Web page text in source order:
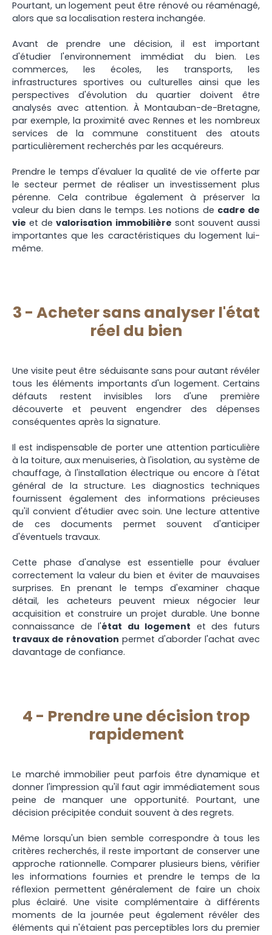
Pourtant, un logement peut être rénové ou réaménagé,
alors que sa localisation restera inchangée.
Avant de prendre une décision, il est important
d'étudier l'environnement immédiat du bien. Les
commerces, les écoles, les transports, les
infrastructures sportives ou culturelles ainsi que les
perspectives d'évolution du quartier doivent être
analysés avec attention. À Montauban-de-Bretagne,
par exemple, la proximité avec Rennes et les nombreux
services de la commune constituent des atouts
particulièrement recherchés par les acquéreurs.
Prendre le temps d'évaluer la qualité de vie offerte par
le secteur permet de réaliser un investissement plus
pérenne. Cela contribue également à préserver la
valeur du bien dans le temps. Les notions de cadre de
vie et devalorisation immobilière sont souvent aussi
importantes que les caractéristiques du logement lui-
même.
3 - Acheter sans analyser l'état
réel du bien
Une visite peut être séduisante sans pour autant révéler
tous les éléments importants d'un logement. Certains
défauts restent invisibles lors d'une première
découverte et peuvent engendrer des dépenses
conséquentes après la signature.
Il est indispensable de porter une attention particulière
à la toiture, aux menuiseries, à l'isolation, au système de
chauffage, à l'installation électrique ou encore à l'état
général de la structure. Les diagnostics techniques
fournissent également des informations précieuses
qu'il convient d'étudier avec soin. Une lecture attentive
de ces documents permet souvent d'anticiper
d'éventuels travaux.
Cette phase d'analyse est essentielle pour évaluer
correctement la valeur du bien et éviter de mauvaises
surprises. En prenant le temps d'examiner chaque
détail, les acheteurs peuvent mieux négocier leur
acquisition et construire un projet durable. Une bonne
connaissance de l'état du logement et des futurs
travaux de rénovation permet d'aborder l'achat avec
davantage de confiance.
4 - Prendre une décision trop
rapidement
Le marché immobilier peut parfois être dynamique et
donner l'impression qu'il faut agir immédiatement sous
peine de manquer une opportunité. Pourtant, une
décision précipitée conduit souvent à des regrets.
Même lorsqu'un bien semble correspondre à tous les
critères recherchés, il reste important de conserver une
approche rationnelle. Comparer plusieurs biens, vérifier
les informations fournies et prendre le temps de la
réflexion permettent généralement de faire un choix
plus éclairé. Une visite complémentaire à différents
moments de la journée peut également révéler des
éléments qui n'étaient pas perceptibles lors du premier